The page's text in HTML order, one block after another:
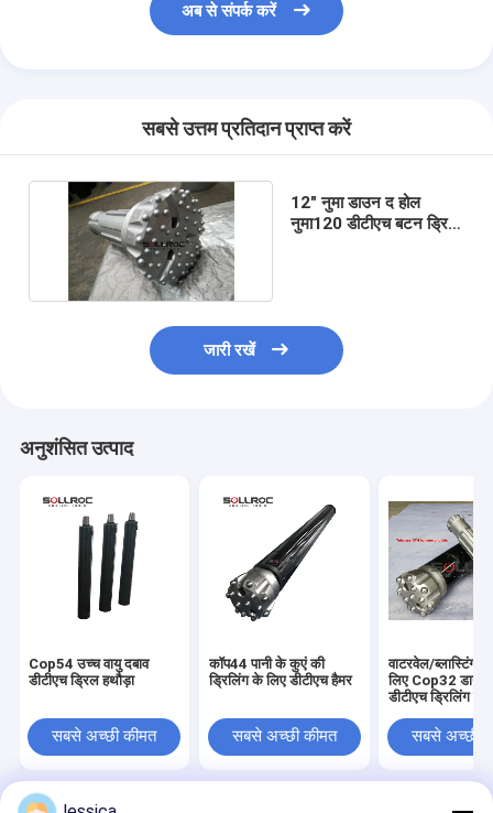
अब से संपर्क करें
सबसे उत्तम प्रतिदान प्राप्त करें
12" नुमा डाउन द होल
नुमा120 डीटीएच बटन ड्रिल
जारी रखें
अनुशंसित उत्पाद
Cop54 उच्च वायु दबाव
डीटीएच ड्रिल हथौड़ा
सबसे अच्छी कीमत
कॉप44 पानी के कुएं की
ड्रिलिंग के लिए डीटीएच हैमर
सबसे अच्छी कीमत
वाटरवेल/ब्लास्टिंग
लिए Cop32 डाउन
डीटीएच ड्रिलिंग
सबसे अच्छी